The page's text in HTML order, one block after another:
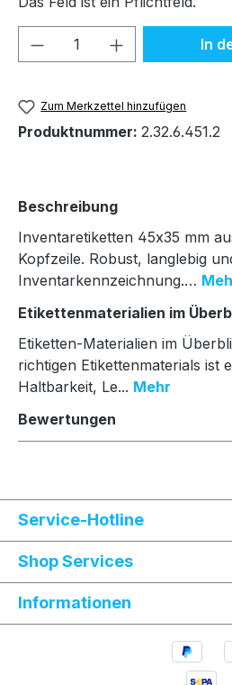
Produkt Anzahl: Gib
In
Zum Merkzettel hinzufügen
Produktnummer: 2.32.6.451.2
Beschreibung
Inventaretiketten 45x35 mm
Kopfzeile. Robust, langlebig
Inventarkennzeichnung.…
Etikettenmaterialien im
Etiketten-Materialien im
richtigen Etikettenmaterials ist
Haltbarkeit, Le... Mehr
Bewertungen
Service-Hotline
Shop Services
Informationen